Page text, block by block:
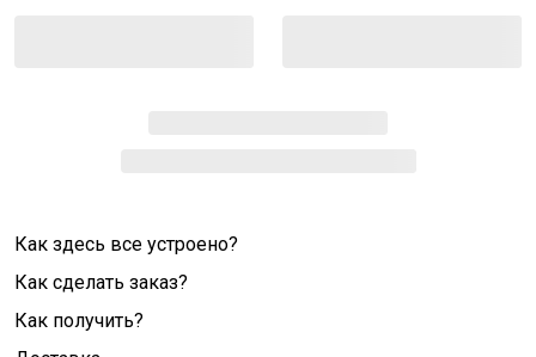
Как здесь все устроено?
Как сделать заказ?
Как получить?